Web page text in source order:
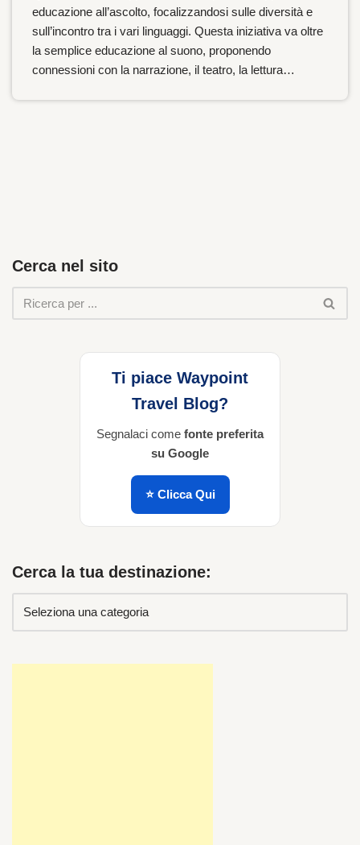
educazione all’ascolto, focalizzandosi sulle diversità e
sull’incontro tra i vari linguaggi. Questa iniziativa va oltre
la semplice educazione al suono, proponendo
connessioni con la narrazione, il teatro, la lettura…
Cerca nel sito
Ti piace Waypoint
Travel Blog?
Segnalaci come fonte preferita
su Google
⭐ Clicca Qui
Cerca la tua destinazione: